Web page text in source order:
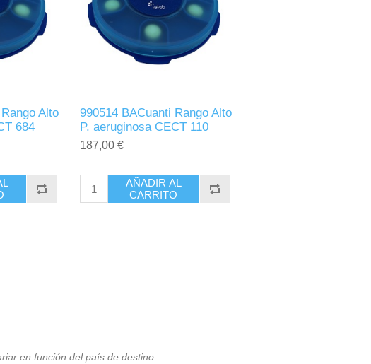
Alto
684
990514 BACuanti Rango Alto
P. aeruginosa CECT 110
187,00 €
AÑADIR AL
CARRITO
en función del país de destino